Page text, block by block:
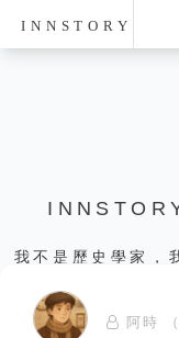
INNSTORY
我不是歷史學家，
阿時